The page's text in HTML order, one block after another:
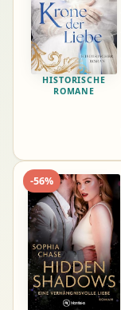
HISTORISCHE
ROMANE
-56%